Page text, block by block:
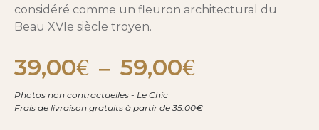
considéré comme un fleuron architectural du
Beau XVIe siècle troyen.
39,00€ – 59,00€de
39,00€
à
Photos non contractuelles - Le Chic
Frais de livraison gratuits à partir de 35.00€